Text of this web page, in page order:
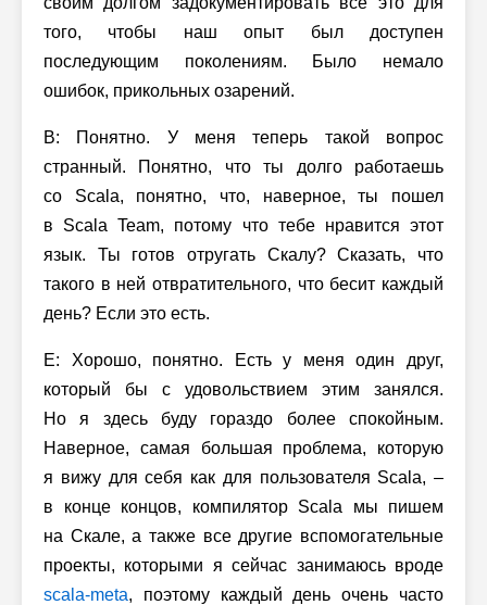
того, чтобы наш опыт был доступен
последующим поколениям. Было немало
ошибок, прикольных озарений.
В: Понятно. У меня теперь такой вопрос
странный. Понятно, что ты долго работаешь
со Scala, понятно, что, наверное, ты пошел
в Scala Team, потому что тебе нравится этот
язык. Ты готов отругать Скалу? Сказать, что
такого в ней отвратительного, что бесит каждый
день? Если это есть.
Е: Хорошо, понятно. Есть у меня один друг,
который бы с удовольствием этим занялся.
Но я здесь буду гораздо более спокойным.
Наверное, самая большая проблема, которую
я вижу для себя как для пользователя Scala, –
в конце концов, компилятор Scala мы пишем
на Скале, а также все другие вспомогательные
проекты, которыми я сейчас занимаюсь вроде
scala-meta, поэтому каждый день очень часто